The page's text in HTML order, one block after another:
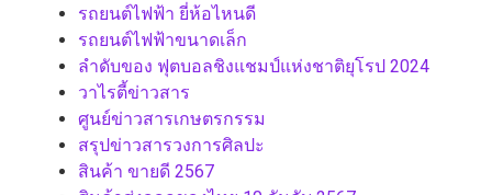
รถยนต์ไฟฟ้า ยี่ห้อไหนดี
รถยนต์ไฟฟ้าขนาดเล็ก
ลำดับของ ฟุตบอลชิงแชมป์แห่งชาติยุโรป 2024
วาไรตี้ข่าวสาร
ศูนย์ข่าวสารเกษตรกรรม
สรุปข่าวสารวงการศิลปะ
สินค้า ขายดี 2567